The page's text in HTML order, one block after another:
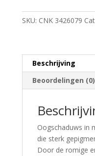
SKU: CNK 3426079
Beschrijving
Beoordelingen (0)
Oogschaduws in
die sterk
Door de romige